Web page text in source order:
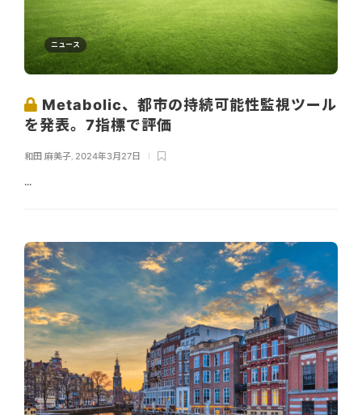
ニュース
Metabolic、都市の持続可能性監視ツール
を発表。7指標で評価
和田 麻美子 2024年3月27日
...